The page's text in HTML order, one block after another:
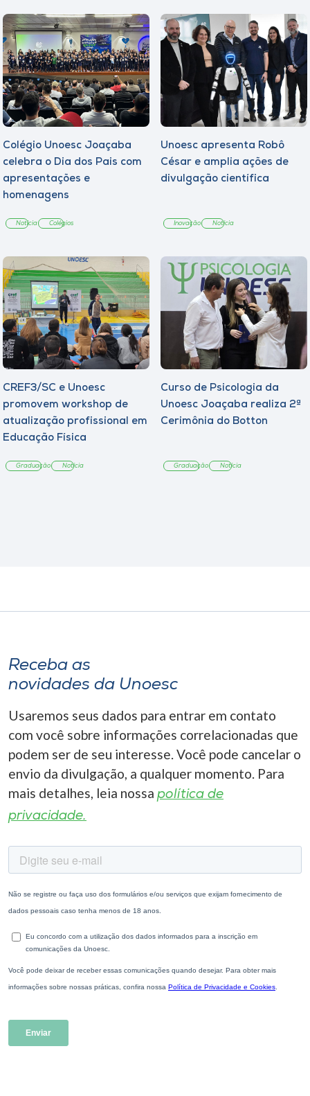
Colégio Unoesc Joaçaba
celebra o Dia dos Pais com
apresentações e
homenagens
Notícia Colégios
Unoesc apresenta Robô
César e amplia ações de
divulgação científica
Inovação Notícia
CREF3/SC e Unoesc
promovem workshop de
atualização profissional em
Educação Física
Graduação Notícia
Curso de Psicologia da
Unoesc Joaçaba realiza 2ª
Cerimônia do Botton
Graduação Notícia
Receba as
novidades da Unoesc
Usaremos seus dados para entrar em contato
com você sobre informações correlacionadas que
podem ser de seu interesse. Você pode cancelar o
envio da divulgação, a qualquer momento. Para
mais detalhes, leia nossa política de
privacidade.